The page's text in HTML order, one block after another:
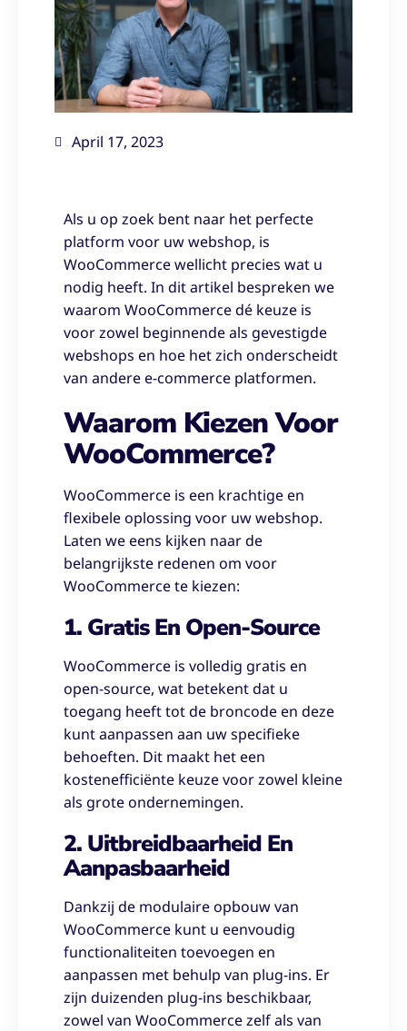
April 17, 2023
Als u op zoek bent naar het perfecte
platform voor uw webshop, is
WooCommerce wellicht precies wat u
nodig heeft. In dit artikel bespreken we
waarom WooCommerce dé keuze is
voor zowel beginnende als gevestigde
webshops en hoe het zich onderscheidt
van andere e-commerce platformen.
Waarom Kiezen Voor
WooCommerce?
WooCommerce is een krachtige en
flexibele oplossing voor uw webshop.
Laten we eens kijken naar de
belangrijkste redenen om voor
WooCommerce te kiezen:
1. Gratis En Open-Source
WooCommerce is volledig gratis en
open-source, wat betekent dat u
toegang heeft tot de broncode en deze
kunt aanpassen aan uw specifieke
behoeften. Dit maakt het een
kostenefficiënte keuze voor zowel kleine
als grote ondernemingen.
2. Uitbreidbaarheid En
Aanpasbaarheid
Dankzij de modulaire opbouw van
WooCommerce kunt u eenvoudig
functionaliteiten toevoegen en
aanpassen met behulp van plug-ins. Er
zijn duizenden plug-ins beschikbaar,
zowel van WooCommerce zelf als van